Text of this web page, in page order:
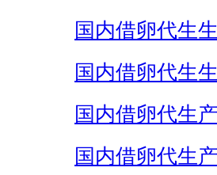
国内借卵代生
国内借卵代生
国内借卵代生
国内借卵代生